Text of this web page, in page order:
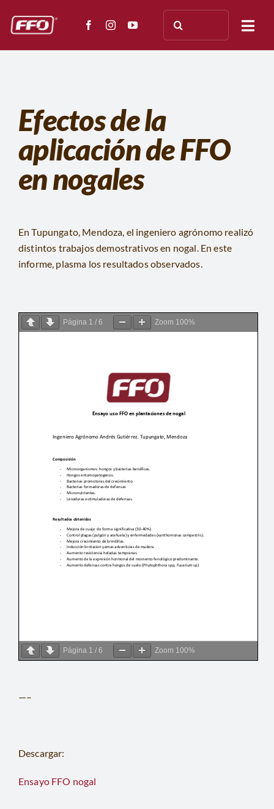
APLICACIÓN
DOCUMENTACIÓN
BUSCAR:
Efectos de la
aplicación de FFO
en nogales
En Tupungato, Mendoza, el ingeniero agrónomo realizó
distintos trabajos demostrativos en nogal. En este
informe, plasma los resultados observados.
Página 1 / 6 Zoom 100%
Página 1 / 6 Zoom 100%
—–
Descargar:
Ensayo FFO nogal